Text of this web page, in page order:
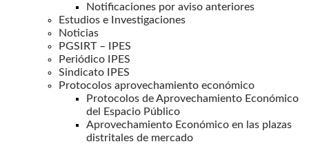
Notificaciones por aviso anteriores
Estudios e Investigaciones
Noticias
PGSIRT – IPES
Periódico IPES
Sindicato IPES
Protocolos aprovechamiento económico
Protocolos de Aprovechamiento Económico
del Espacio Público
Aprovechamiento Económico en las plazas
distritales de mercado